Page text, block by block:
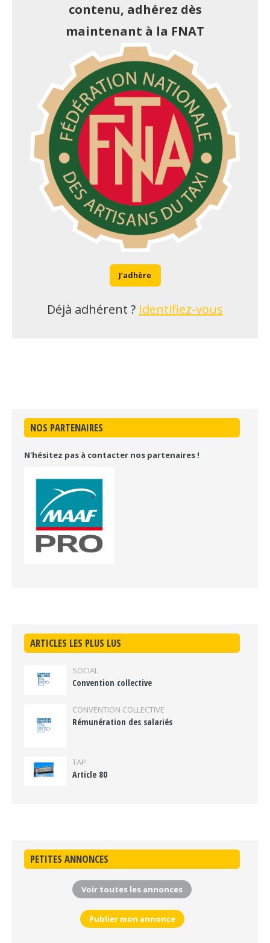
contenu, adhérez dès
maintenant à la FNAT
J’adhère
Déjà adhérent ? Identifiez-vous
NOS PARTENAIRES
N'hésitez pas à contacter nos partenaires !
ARTICLES LES PLUS LUS
SOCIAL
Convention collective
CONVENTION COLLECTIVE
Rémunération des salariés
TAP
Article 80
PETITES ANNONCES
Voir toutes les annonces
Publier mon annonce